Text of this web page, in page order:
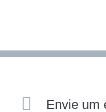
Envie um